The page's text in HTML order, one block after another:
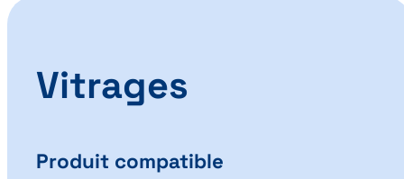
Vitrages
Produit compatible